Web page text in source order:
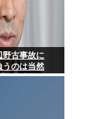
野古事故に
うのは当然
存在意義」